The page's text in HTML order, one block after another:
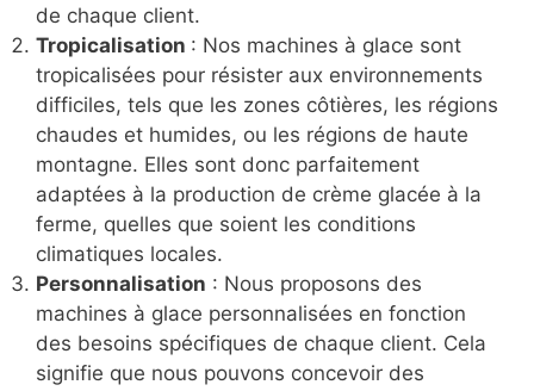
de chaque client.
Tropicalisation : Nos machines à glace sont
tropicalisées pour résister aux environnements
difficiles, tels que les zones côtières, les régions
chaudes et humides, ou les régions de haute
montagne. Elles sont donc parfaitement
adaptées à la production de crème glacée à la
ferme, quelles que soient les conditions
climatiques locales.
Personnalisation : Nous proposons des
machines à glace personnalisées en fonction
des besoins spécifiques de chaque client. Cela
signifie que nous pouvons concevoir des